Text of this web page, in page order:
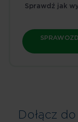
Sprawdź jak
Dołącz